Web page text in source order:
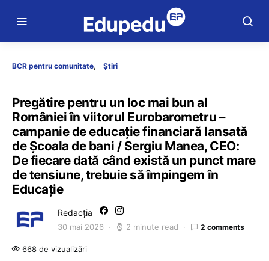
BCR pentru comunitate Știri
Pregătire pentru un loc mai bun al
României în viitorul Eurobarometru –
campanie de educație financiară lansată
de Școala de bani / Sergiu Manea, CEO:
De fiecare dată când există un punct mare
de tensiune, trebuie să împingem în
Educație
Redacția
30 mai 2026 2 minute read 2 comments
668 de vizualizări